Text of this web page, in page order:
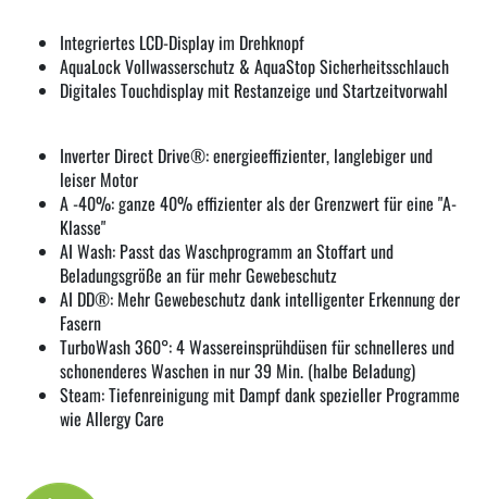
Integriertes LCD-Display im Drehknopf
AquaLock Vollwasserschutz & AquaStop Sicherheitsschlauch
Digitales Touchdisplay mit Restanzeige und Startzeitvorwahl
Inverter Direct Drive®: energieeffizienter, langlebiger und
leiser Motor
A -40%: ganze 40% effizienter als der Grenzwert für eine "A-
Klasse"
AI Wash: Passt das Waschprogramm an Stoffart und
Beladungsgröße an für mehr Gewebeschutz
AI DD®: Mehr Gewebeschutz dank intelligenter Erkennung der
Fasern
TurboWash 360°: 4 Wassereinsprühdüsen für schnelleres und
schonenderes Waschen in nur 39 Min. (halbe Beladung)
Steam: Tiefenreinigung mit Dampf dank spezieller Programme
wie Allergy Care